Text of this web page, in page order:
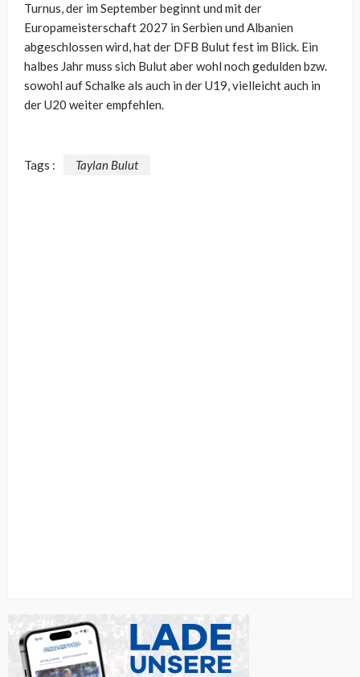
Turnus, der im September beginnt und mit der
Europameisterschaft 2027 in Serbien und Albanien
abgeschlossen wird, hat der DFB Bulut fest im Blick. Ein
halbes Jahr muss sich Bulut aber wohl noch gedulden bzw.
sowohl auf Schalke als auch in der U19, vielleicht auch in
der U20 weiter empfehlen.
Tags : Taylan Bulut